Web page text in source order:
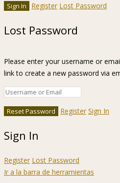
Register Lost Password
Lost Password
Please enter your username or
link to create a new password via
Register Sign In
Sign In
Register Lost Password
Ir a la barra de herramientas